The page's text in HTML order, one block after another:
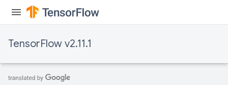
TensorFlow v2.11.1